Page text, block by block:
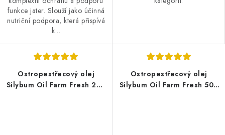
funkce jater. Slouží jako účinná
nutriční podpora, která přispívá
k...
Ostropestřecový olej
Silybum Oil Farm Fresh 200
Ostropestřecový olej
Silybum Oil Farm Fresh 500